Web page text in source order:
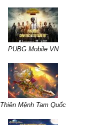
PUBG Mobile VN
Thiên Mệnh Tam Quốc